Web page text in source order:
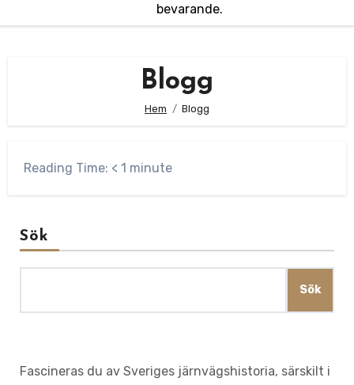
bevarande.
Blogg
Hem Blogg
Reading Time: < 1 minute
Sök
Sök
Fascineras du av Sveriges järnvägshistoria, särskilt i